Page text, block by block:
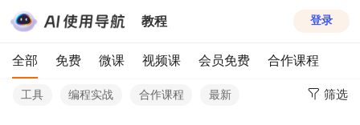
教程 登录
全部 免费 微课 视频课 会员免费 合作课程
工具 编程实战 合作课程 最新 筛选